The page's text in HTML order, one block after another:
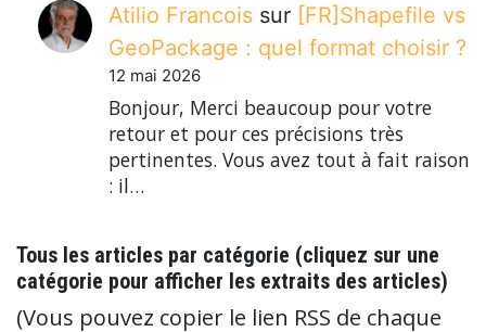
Atilio Francois sur [FR]Shapefile vs
GeoPackage : quel format choisir ?
12 mai 2026
Bonjour, Merci beaucoup pour votre
retour et pour ces précisions très
pertinentes. Vous avez tout à fait raison
: il…
Tous les articles par catégorie (cliquez sur une
catégorie pour afficher les extraits des articles)
(Vous pouvez copier le lien RSS de chaque